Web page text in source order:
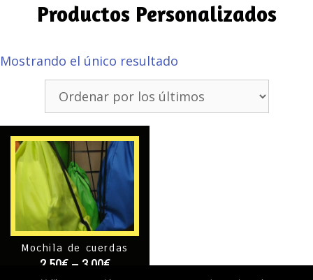
Productos Personalizados
Mostrando el único resultado
Mochila de cuerdas
2,50€– 3,00€